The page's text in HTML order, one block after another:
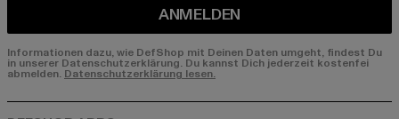
ANMELDEN
Informationen dazu, wie DefShop mit Deinen Daten umgeht, findest Du
in unserer Datenschutzerklärung. Du kannst Dich jederzeit kostenfei
abmelden. Datenschutzerklärung lesen.